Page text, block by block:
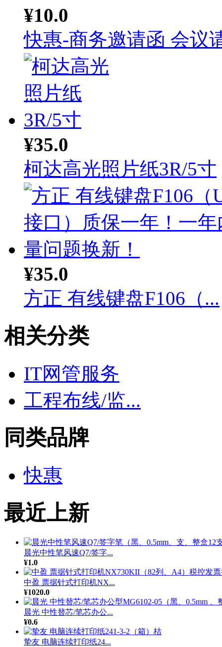
¥10.0
快惠-商务邀请函 会议
¥35.0
柯达高光照片纸3R/5寸
¥35.0
方正 有线键盘F106（...
相关分类
IT网管服务
工程布线/监...
同类品牌
快惠
最近上新
晨光中性笔风速Q7/签字...
¥1.0
中盈 票据针式打印机NX...
¥1020.0
晨光 中性替芯/笔芯办公...
¥0.6
挚友 电脑连续打印纸24...